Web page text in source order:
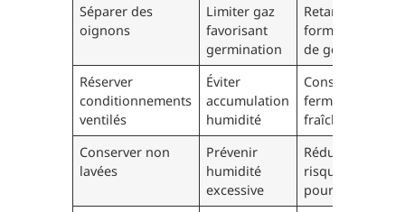
Séparer des
oignons
Limiter gaz
favorisant
germination
Retarder la
formation
de germes
Réserver
conditionnements
ventilés
Éviter
accumulation
humidité
Conserver
fermeté et
fraîcheur
Conserver non
lavées
Prévenir
humidité
excessive
Réduire
risque de
pourriture